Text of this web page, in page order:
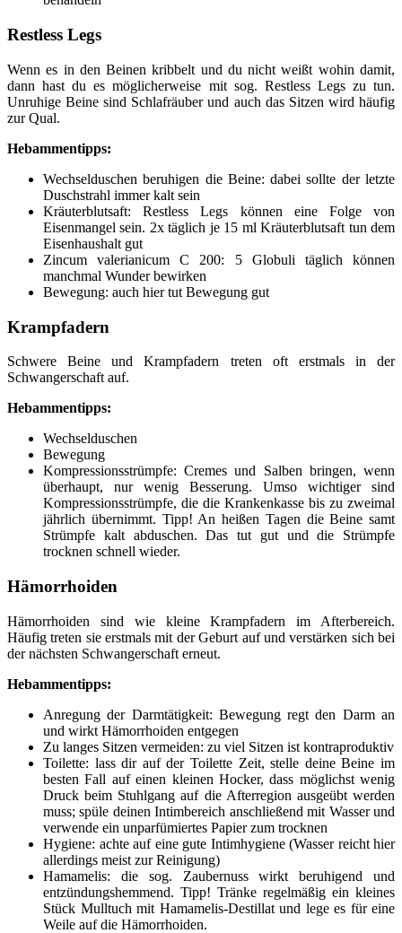
Restless Legs
Wenn es in den Beinen kribbelt und du nicht weißt wohin damit,
dann hast du es möglicherweise mit sog. Restless Legs zu tun.
Unruhige Beine sind Schlafräuber und auch das Sitzen wird häufig
zur Qual.
Hebammentipps:
Wechselduschen beruhigen die Beine: dabei sollte der letzte
Duschstrahl immer kalt sein
Kräuterblutsaft: Restless Legs können eine Folge von
Eisenmangel sein. 2x täglich je 15 ml Kräuterblutsaft tun dem
Eisenhaushalt gut
Zincum valerianicum C 200: 5 Globuli täglich können
manchmal Wunder bewirken
Bewegung: auch hier tut Bewegung gut
Krampfadern
Schwere Beine und Krampfadern treten oft erstmals in der
Schwangerschaft auf.
Hebammentipps:
Wechselduschen
Bewegung
Kompressionsstrümpfe: Cremes und Salben bringen, wenn
überhaupt, nur wenig Besserung. Umso wichtiger sind
Kompressionsstrümpfe, die die Krankenkasse bis zu zweimal
jährlich übernimmt. Tipp! An heißen Tagen die Beine samt
Strümpfe kalt abduschen. Das tut gut und die Strümpfe
trocknen schnell wieder.
Hämorrhoiden
Hämorrhoiden sind wie kleine Krampfadern im Afterbereich.
Häufig treten sie erstmals mit der Geburt auf und verstärken sich bei
der nächsten Schwangerschaft erneut.
Hebammentipps:
Anregung der Darmtätigkeit: Bewegung regt den Darm an
und wirkt Hämorrhoiden entgegen
Zu langes Sitzen vermeiden: zu viel Sitzen ist kontraproduktiv
Toilette: lass dir auf der Toilette Zeit, stelle deine Beine im
besten Fall auf einen kleinen Hocker, dass möglichst wenig
Druck beim Stuhlgang auf die Afterregion ausgeübt werden
muss; spüle deinen Intimbereich anschließend mit Wasser und
verwende ein unparfümiertes Papier zum trocknen
Hygiene: achte auf eine gute Intimhygiene (Wasser reicht hier
allerdings meist zur Reinigung)
Hamamelis: die sog. Zaubernuss wirkt beruhigend und
entzündungshemmend. Tipp! Tränke regelmäßig ein kleines
Stück Mulltuch mit Hamamelis-Destillat und lege es für eine
Weile auf die Hämorrhoiden.